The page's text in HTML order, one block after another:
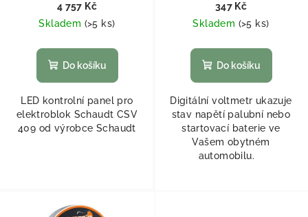
4 757 Kč
Skladem (>5 ks)
Do košíku
LED kontrolní panel pro
elektroblok Schaudt CSV
409 od výrobce Schaudt
347 Kč
Skladem (>5 ks)
Do košíku
Digitální voltmetr ukazuje
stav napětí palubní nebo
startovací baterie ve
Vašem obytném
automobilu.